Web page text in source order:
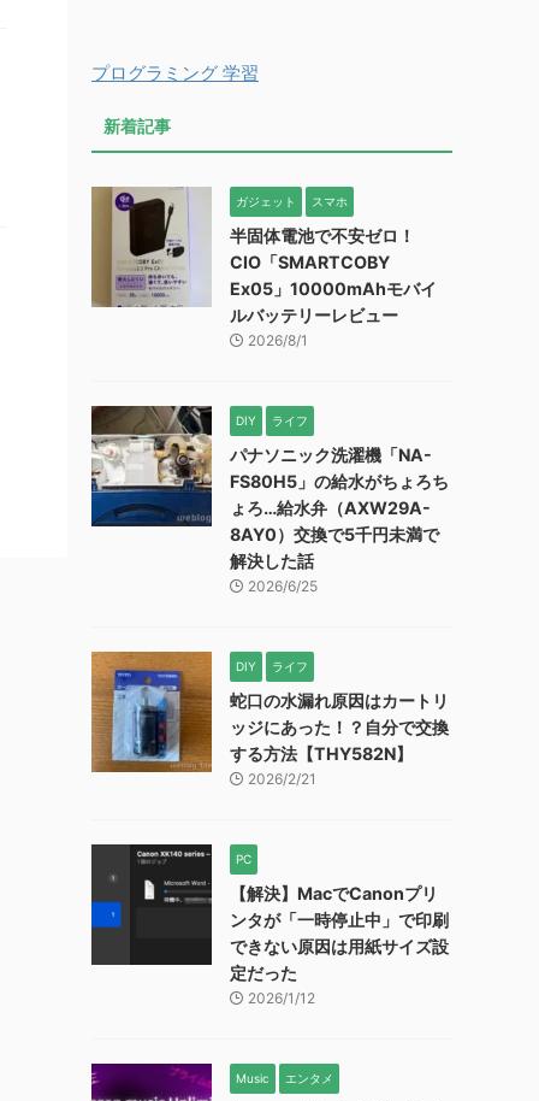
プログラミング 学習
新着記事
ガジェット スマホ
半固体電池で不安ゼロ！
CIO「SMARTCOBY
Ex05」10000mAhモバイ
ルバッテリーレビュー
2026/8/1
DIY ライフ
パナソニック洗濯機「NA-
FS80H5」の給水がちょろち
ょろ…給水弁（AXW29A-
8AY0）交換で5千円未満で
解決した話
2026/6/25
DIY ライフ
蛇口の水漏れ原因はカートリ
ッジにあった！？自分で交換
する方法【THY582N】
2026/2/21
PC
【解決】MacでCanonプリ
ンタが「一時停止中」で印刷
できない原因は用紙サイズ設
定だった
2026/1/12
Music エンタメ